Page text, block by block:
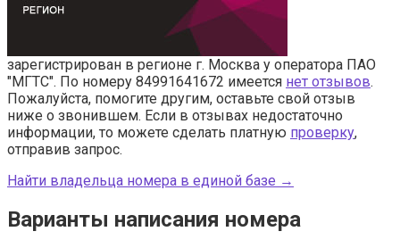
зарегистрирован в регионе г. Москва у оператора ПАО
"МГТС". По номеру 84991641672 имеется нет отзывов.
Пожалуйста, помогите другим, оставьте свой отзыв
ниже о звонившем. Если в отзывах недостаточно
информации, то можете сделать платную проверку,
отправив запрос.
Найти владельца номера в единой базе →
Варианты написания номера